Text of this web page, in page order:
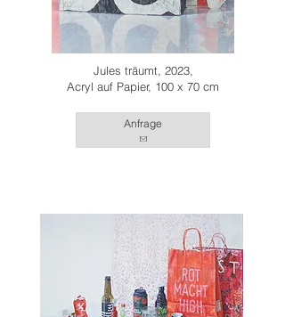
Jules träumt, 2023,
Acryl auf Papier, 100 x 70 cm
Anfrage